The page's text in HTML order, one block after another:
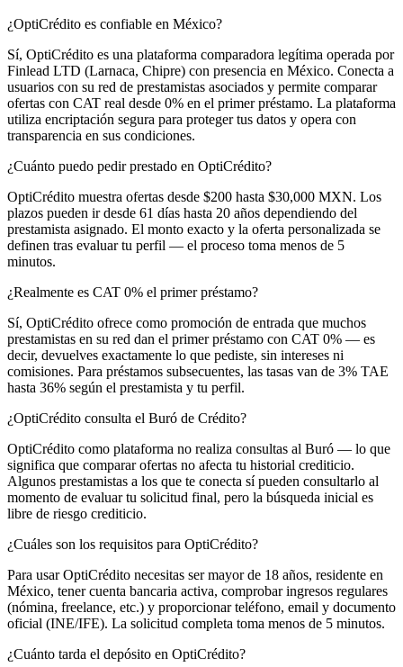
¿OptiCrédito es confiable en México?
Sí, OptiCrédito es una plataforma comparadora legítima operada por
Finlead LTD (Larnaca, Chipre) con presencia en México. Conecta a
usuarios con su red de prestamistas asociados y permite comparar
ofertas con CAT real desde 0% en el primer préstamo. La plataforma
utiliza encriptación segura para proteger tus datos y opera con
transparencia en sus condiciones.
¿Cuánto puedo pedir prestado en OptiCrédito?
OptiCrédito muestra ofertas desde $200 hasta $30,000 MXN. Los
plazos pueden ir desde 61 días hasta 20 años dependiendo del
prestamista asignado. El monto exacto y la oferta personalizada se
definen tras evaluar tu perfil — el proceso toma menos de 5
minutos.
¿Realmente es CAT 0% el primer préstamo?
Sí, OptiCrédito ofrece como promoción de entrada que muchos
prestamistas en su red dan el primer préstamo con CAT 0% — es
decir, devuelves exactamente lo que pediste, sin intereses ni
comisiones. Para préstamos subsecuentes, las tasas van de 3% TAE
hasta 36% según el prestamista y tu perfil.
¿OptiCrédito consulta el Buró de Crédito?
OptiCrédito como plataforma no realiza consultas al Buró — lo que
significa que comparar ofertas no afecta tu historial crediticio.
Algunos prestamistas a los que te conecta sí pueden consultarlo al
momento de evaluar tu solicitud final, pero la búsqueda inicial es
libre de riesgo crediticio.
¿Cuáles son los requisitos para OptiCrédito?
Para usar OptiCrédito necesitas ser mayor de 18 años, residente en
México, tener cuenta bancaria activa, comprobar ingresos regulares
(nómina, freelance, etc.) y proporcionar teléfono, email y documento
oficial (INE/IFE). La solicitud completa toma menos de 5 minutos.
¿Cuánto tarda el depósito en OptiCrédito?